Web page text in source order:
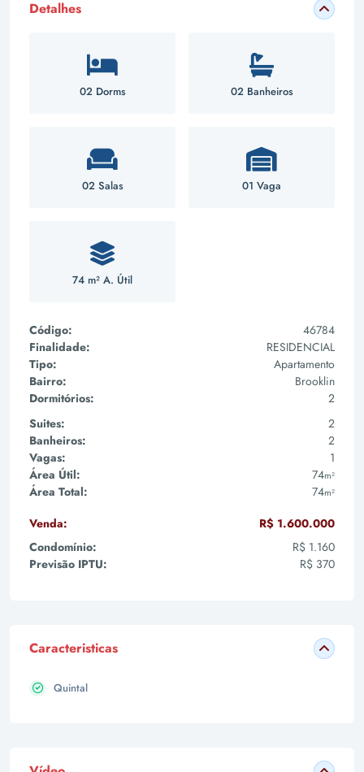
Detalhes
02 Dorms 02 Banheiros
02 Salas 01 Vaga
74 m² A. Útil
Código:
46784
Finalidade:
RESIDENCIAL
Tipo:
Apartamento
Bairro:
Brooklin
Dormitórios:
2
Suites:
2
Banheiros:
2
Vagas:
1
Área Útil:
74m²
Área Total: 74m²
Venda:
R$ 1.600.000
Condomínio:
R$ 1.160
Previsão IPTU:
R$ 370
Caracteristicas
Quintal